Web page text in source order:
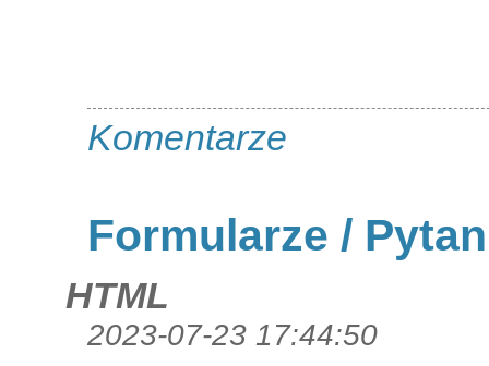
Komentarze
Formularze /
HTML
2023-07-23 17:44:50